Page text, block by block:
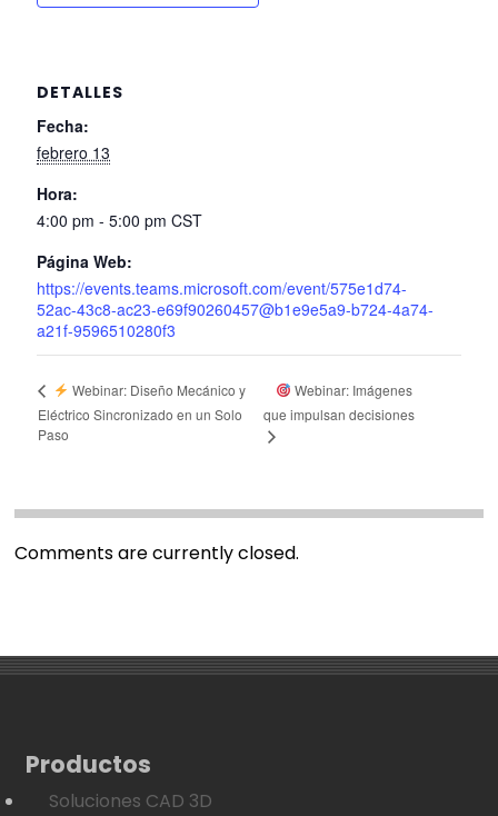
DETALLES
Fecha:
febrero 13
Hora:
4:00 pm - 5:00 pm CST
Página Web:
https://events.teams.microsoft.com/event/575e1d74-
52ac-43c8-ac23-e69f90260457@b1e9e5a9-b724-4a74-
a21f-9596510280f3
Webinar: Diseño Mecánico y
Eléctrico Sincronizado en un Solo
Paso
Webinar: Imágenes
que impulsan decisiones
Comments are currently closed.
Productos
Soluciones CAD 3D